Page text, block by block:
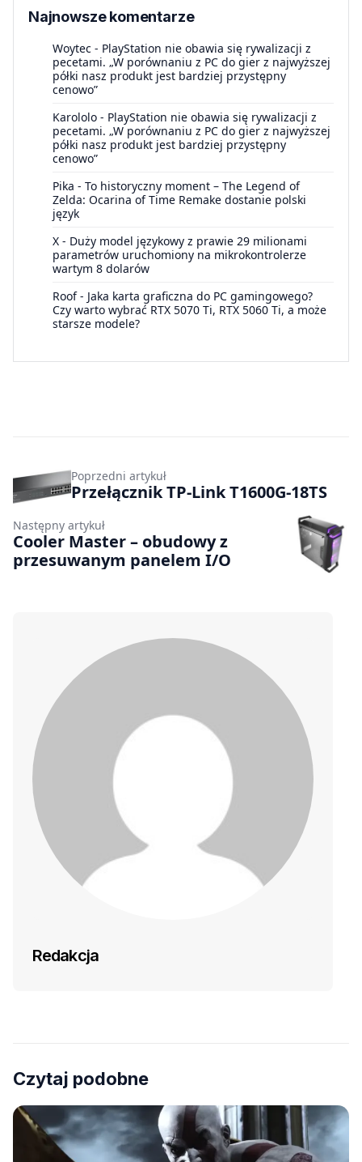
Najnowsze komentarze
Woytec - PlayStation nie obawia się rywalizacji z
pecetami. „W porównaniu z PC do gier z najwyższej
półki nasz produkt jest bardziej przystępny
cenowo”
Karololo - PlayStation nie obawia się rywalizacji z
pecetami. „W porównaniu z PC do gier z najwyższej
półki nasz produkt jest bardziej przystępny
cenowo”
Pika - To historyczny moment – The Legend of
Zelda: Ocarina of Time Remake dostanie polski
język
X - Duży model językowy z prawie 29 milionami
parametrów uruchomiony na mikrokontrolerze
wartym 8 dolarów
Roof- Jaka karta graficzna do PC gamingowego?
Czy warto wybrać RTX 5070 Ti, RTX 5060 Ti, a może
starsze modele?
Poprzedni artykuł
Przełącznik TP-Link T1600G-18TS
Następny artykuł
Cooler Master – obudowy z
przesuwanym panelem I/O
Redakcja
Czytaj podobne